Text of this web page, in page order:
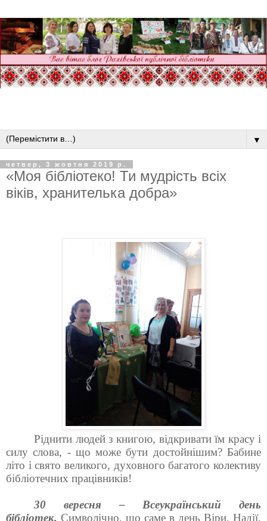
▼
четвер, 3 жовтня 2019 р.
«Моя бібліотеко! Ти мудрість всіх
віків, хранителька добра»
Ріднити людей з книгою, відкривати їм красу і
силу слова, - що може бути достойнішим? Бабине
літо і свято великого, духовного багатого колективу
бібліотечних працівників!
30 вересня – Всеукраїнський день
бібліотек. Символічно, що саме в день Віри, Надії,